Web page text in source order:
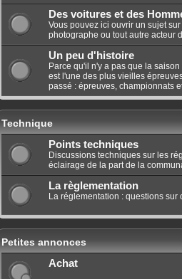
Des voitures et des
Vous pouvez ici ouvrir un sujet
photographe ou tout autre acteur
Un peu d'histoire
Parce qu'il n'y a pas que la
est l'une des plus vieilles
passé : épreuves, championnats
Technique
Points techniques
Discussions techniques sur les
éclairage de la part de la
La règlementation
La réglementation : questions
Petites annonces
Achat